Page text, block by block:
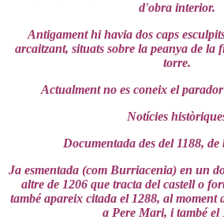
d'obra interior.
Antigament hi havia dos caps
arcaitzant, situats sobre la peanya de la
torre.
Actualment no es coneix el parador
Notícies
Documentada des del 1188, de
Ja esmentada (com Burriacenia) en un
altre de 1206 que tracta del castell o
també apareix citada el 1288, al moment
a Pere Mari, i també el